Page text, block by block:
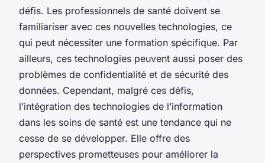
défis. Les professionnels de santé doivent se
familiariser avec ces nouvelles technologies, ce
qui peut nécessiter une formation spécifique. Par
ailleurs, ces technologies peuvent aussi poser des
problèmes de confidentialité et de sécurité des
données. Cependant, malgré ces défis,
l’intégration des technologies de l’information
dans les soins de santé est une tendance qui ne
cesse de se développer. Elle offre des
perspectives prometteuses pour améliorer la